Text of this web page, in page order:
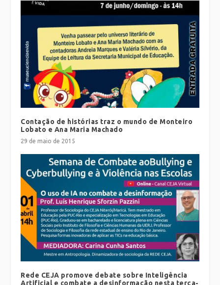
Contação de histórias traz o mundo de Monteiro
Lobato e Ana Maria Machado
29 de maio de 2015
Rede CEJA promove debate sobre Inteligência
Artificial e combate a desinformação nesta terça-